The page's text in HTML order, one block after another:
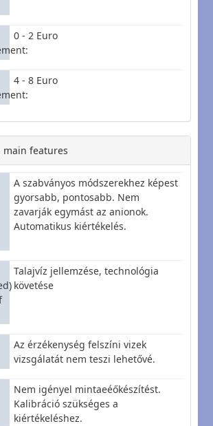
0 - 2 Euro
4 - 8 Euro
features
A szabványos módszerekhez képest
gyorsabb, pontosabb. Nem
zavarják egymást az anionok.
Automatikus kiértékelés.
Talajvíz jellemzése, technológia
követése
Az érzékenység felszíni vizek
vizsgálatát nem teszi lehetővé.
Nem igényel mintaeéőkészítést.
Kalibráció szükséges a
kiértékeléshez.